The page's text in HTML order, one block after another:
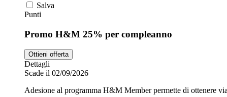
Salva
Punti
Promo H&M 25% per compleanno
Ottieni offerta
Dettagli
Scade il 02/09/2026
Adesione al programma H&M Member permette di ottenere